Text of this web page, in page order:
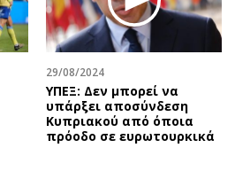
29/08/2024
ΥΠΕΞ: Δεν μπορεί να
υπάρξει αποσύνδεση
Κυπριακού από όποια
πρόοδο σε ευρωτουρκικά